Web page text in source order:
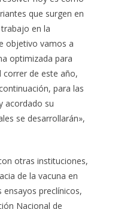
que surgen en
en la
objetivo vamos a
optimizada para
correr de este año,
para las
acordado su
se desarrollarán»,
otras instituciones,
de la vacuna en
ensayos preclínicos,
Nacional de